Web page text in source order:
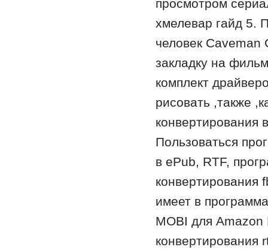
просмотром
хмелевар гайд 5.
человек
закладку на
комплект
рисовать ,также
конвертирования
Пользоваться
в ePub, RTF,
конвертирования
имеет в
MOBI для
конвертирования